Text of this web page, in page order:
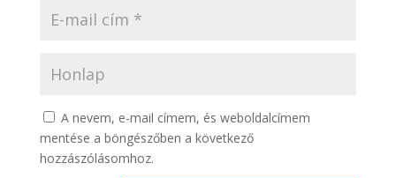
A nevem, e-mail címem, és weboldalcímem
mentése a böngészőben a következő
hozzászólásomhoz.